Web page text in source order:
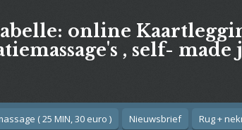
online
, self- made
( 25 MIN, 30 euro ) Nieuwsbrief
Rug +